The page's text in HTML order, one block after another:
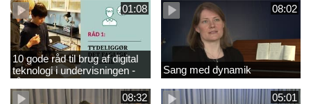
01:08
10 gode råd til brug af digital
teknologi i undervisningen -
råd 1
08:02
Sang med dynamik
08:32 05:01